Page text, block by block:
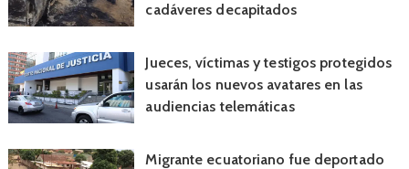
cadáveres decapitados
Jueces, víctimas y testigos protegidos
usarán los nuevos avatares en las
audiencias telemáticas
Migrante ecuatoriano fue deportado